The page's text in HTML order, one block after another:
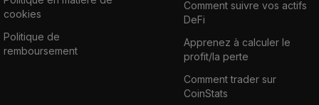
cookies
Politique de
remboursement
Comment suivre vos actifs
DeFi
Apprenez à calculer le
profit/la perte
Comment trader sur
CoinStats